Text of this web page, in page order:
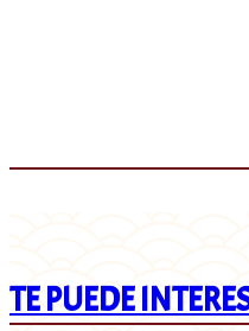
TE PUEDE